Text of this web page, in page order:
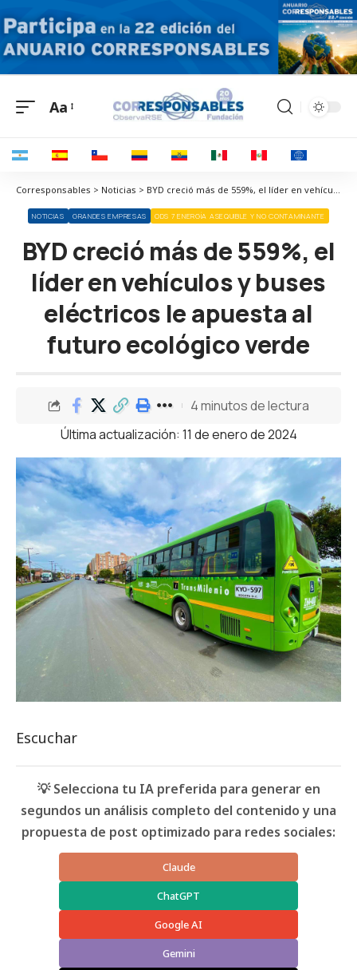
Aa
Corresponsables > Noticias > BYD creció más de 559%, el líder en vehículos y buses eléctricos le apuesta al futuro ecológico verde
NOTICIAS GRANDES EMPRESAS ODS 7 ENERGÍA ASEQUIBLE Y NO CONTAMINANTE
BYD creció más de 559%, el
líder en vehículos y buses
eléctricos le apuesta al
futuro ecológico verde
Última actualización: 11 de enero de 2024
4 minutos de lectura
Escuchar
💡 Selecciona tu IA preferida para generar en
segundos un análisis completo del contenido y una
propuesta de post optimizado para redes sociales:
Claude
ChatGPT
Google AI
Gemini